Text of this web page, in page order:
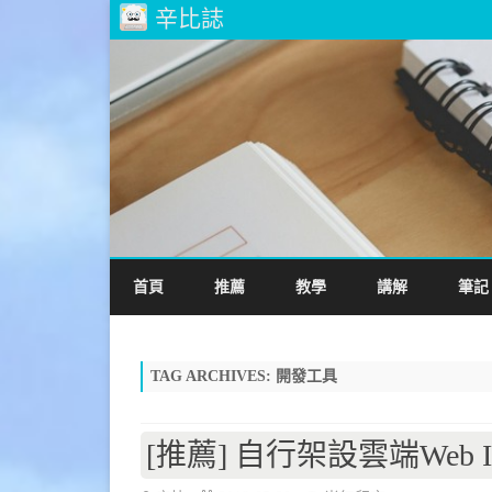
辛比誌
首頁 推薦 教學 講解 筆記
TAG ARCHIVES: 開發工具
[推薦] 自行架設雲端Web